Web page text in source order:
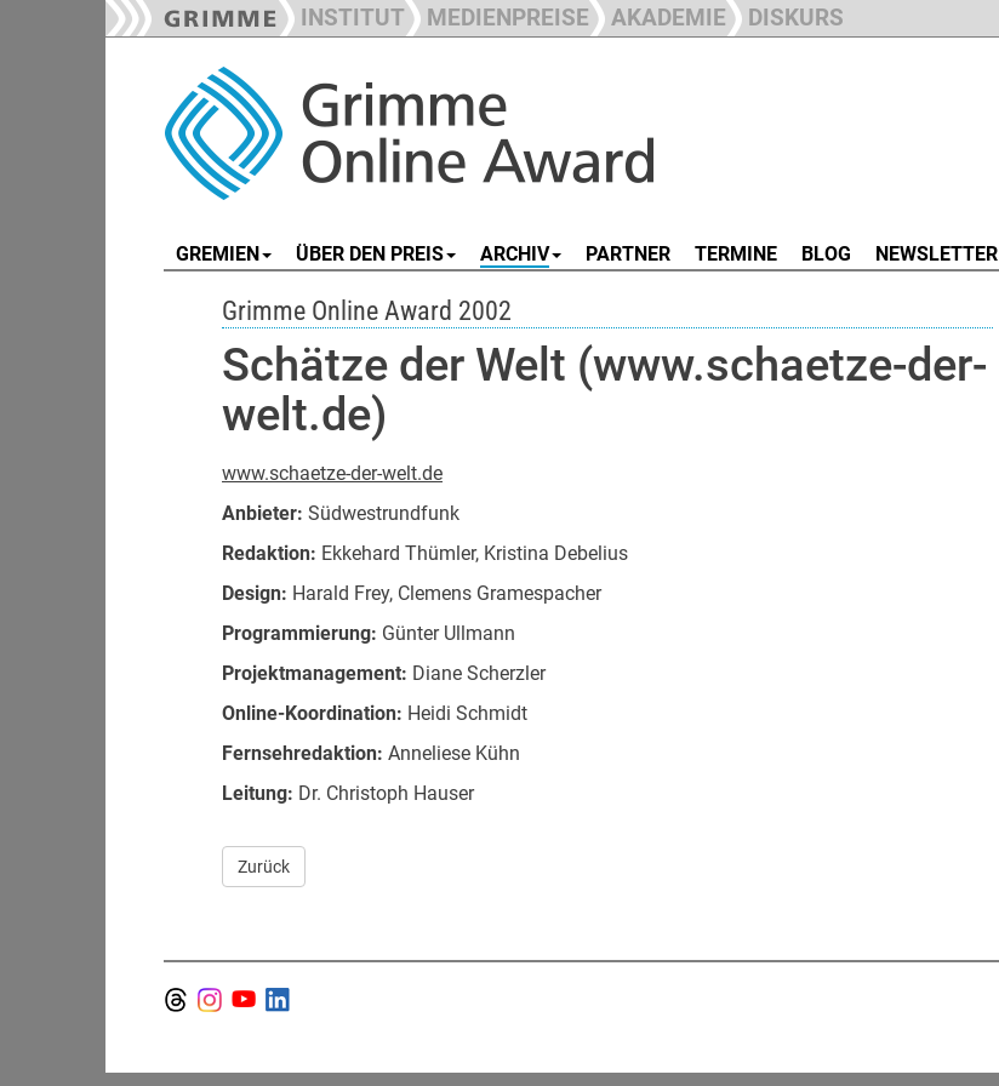
INSTITUT MEDIENPREISE AKADEMIE DISKURS
GREMIEN ÜBER DEN PREIS ARCHIV PARTNER TERMINE BLOG NEWSLETTER
Grimme Online Award 2002
Schätze der Welt (www.schaetze-der-
welt.de)
www.schaetze-der-welt.de
Anbieter: Südwestrundfunk
Redaktion: Ekkehard Thümler, Kristina Debelius
Design: Harald Frey, Clemens Gramespacher
Programmierung: Günter Ullmann
Projektmanagement: Diane Scherzler
Online-Koordination: Heidi Schmidt
Fernsehredaktion: Anneliese Kühn
Leitung: Dr. Christoph Hauser
Zurück